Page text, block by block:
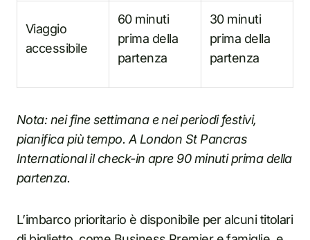
Viaggio
accessibile
60 minuti
prima della
partenza
30 minuti
prima della
partenza
Nota: nei fine settimana e nei periodi festivi,
pianifica più tempo. A London St Pancras
International il check-in apre 90 minuti prima della
partenza.
L’imbarco prioritario è disponibile per alcuni titolari